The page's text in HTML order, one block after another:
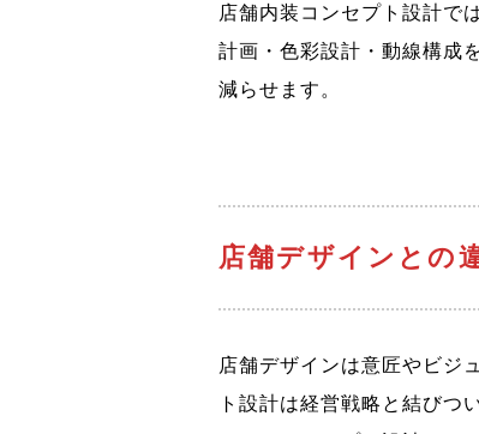
店舗内装コンセプト設計で
計画・色彩設計・動線構成
減らせます。
店舗デザインとの
店舗デザインは意匠やビジ
ト設計は経営戦略と結びつ